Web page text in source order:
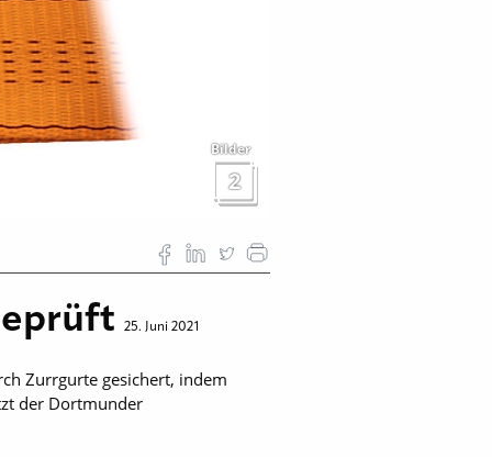
Bilder
2
25. Juni 2021
Zurrgurte gesichert, indem
der Dortmunder